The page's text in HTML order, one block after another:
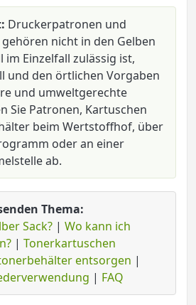
Druckerpatronen und
nicht in den Gelben
im Einzelfall zulässig ist,
und den örtlichen Vorgaben
und umweltgerechte
Sie Patronen, Kartuschen
beim Wertstoffhof, über
oder an einer
ab.
Thema:
Sack? | Wo kann ich
| Tonerkartuschen
entsorgen |
| FAQ